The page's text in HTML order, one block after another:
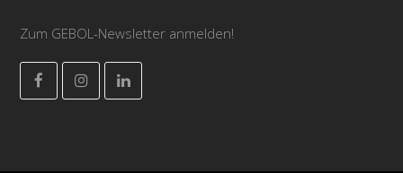
Zum GEBOL-Newsletter anmelden!
FacebookInstagramLinkedIn